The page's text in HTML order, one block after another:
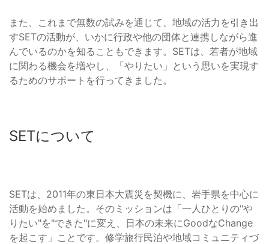
また、これまで無数の試みを通じて、地域の活力を引き出
すSETの活動が、いかに行政や他の団体と連携しながら進
んでいるのかを知ることもできます。SETは、若者が地域
に関わる機会を増やし、「やりたい」という思いを実現す
るためのサポートを行ってきました。
SETについて
SETは、2011年の東日本大震災を契機に、岩手県を中心に
活動を始めました。そのミッションは「一人ひとりの"や
りたい"を"できた"に変え、日本の未来にGoodなChange
を起こす」ことです。修学旅行民泊や地域コミュニティづ